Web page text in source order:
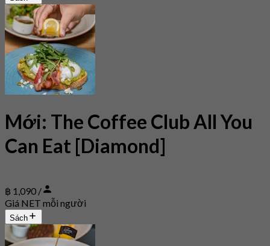
Mới: The Coffee Club All You
Can Eat [Diamond]
฿ 1,090 /
Giá NET mỗi người
Sách